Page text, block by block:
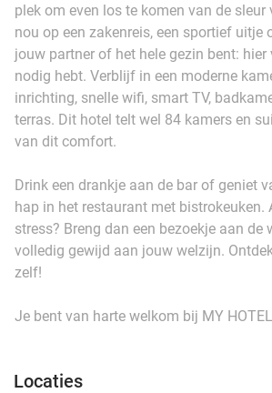
plek om even los te komen van de sleur
nou op een zakenreis, een sportief uitje
jouw partner of het hele gezin bent:
nodig hebt. Verblijf in een moderne
inrichting, snelle wifi, smart TV,
terras. Dit hotel telt wel 84 kamers en
van dit comfort.
Drink een drankje aan de bar of geniet
hap in het restaurant met bistrokeuken.
stress? Breng dan een bezoekje aan de
volledig gewijd aan jouw welzijn.
zelf!
Je bent van harte welkom bij MY
Locaties